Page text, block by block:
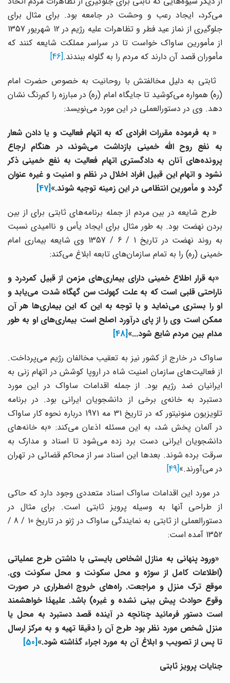
می‌کرد، ایجاد رعب و وحشت در جامعه بود. برای مثال برای
جلوگیری از نماز عید فطر و تظاهرات علیه رژیم در 12 شهریور 1357
از مأمورین ساواک خواست تا در سراسر مملکت شایعه کنند که
مأموران قصد آن دارند که مردم را به گلوله ببندند.[46]
ثابتی به دلیل مخالفتش با روحانیت به خصوص حضرت امام
(ره) همواره می‌کوشید تا جایگاه امام (ره) در مبارزه را کم‌رنگ نشان
دهد. وی در دستورالعملی در این مورد می‌نویسد:
« به فرموده مقررات افرادی که به اتهام فعالیت و یا دادن شعار
به نفع روح الله خمینی بازداشت می‌شوند، در هنگام ارجاع
پرونده‌های آنان به دادگستری اتهام فعالیت به نفع خمینی ذکر
نشود و اتهام این قبیل افراد اخلال در نظم و امنیت و غیره عنوان
گردد و مأمورین انتظامی در این زمینه توجیه شوند.»[47]
طرح شایعه در بین مردم از جمله برنامه‌های ثابتی برای از بین
بردن نهضت بود. به طور مثال برای ایجاد یأس و نا‌امیدی نسبت
به روند نهضت در تاریخ 1 / 6 / 1357 وی شایعه بیماری امام
خمینی (ره) را به تمام سازمان‌های تابعه ابلاغ می‌کند:
«به قرار اطلاع خمینی دارای بیماری‌های مزمن از قبیل کمردرد و
ناراحتی قلبی است که به علت کهولت سن گهگاه شدت می‌یابد و
او را بستری می‌نماید و با توجه به این که این بیماری‌ها هر آن
ممکن است وی را از پای درآورد اصلح است بیماری‌های او به طور
مدام بین مردم شایع شود...»[48]
ساواک در خارج از کشور نیز به تعقیب مخالفان رژیم می‌پرداخت.
از فعالیت‌های سازمان امنیت شاه در اروپا کوشش در اتهام زنی به
ایرانیان ضد رژیم بود. از جمله اقدامات ساواک در این مورد
دستبرد به خانه‌ی برخی از دانشجویان ایرانی بود. در برنامه
تلویزیون منونیتور که در تاریخ 31 مه 1971 درباره نحوه کار ساواک
در آلمان پخش شد، به این مسئله اذعان می‌کند: «به خانه‌های
دانشجویان ایرانی دست برد زده می‌شود تا اسناد و مدارک به
سرقت برده شوند. بعدها این اسناد سر از محاکم قضائی در تهران
در می‌آورند.»[49]
در مورد این اقدامات ساواک اسناد متعددی وجود دارد که حاکی
از طراحی آنها به وسیله پرویز ثابتی است. برای مثال در
دستورالعملی از ثابتی به نمایندگی ساواک در ژنو در تاریخ 10 / 8 /
1352 آمده است:
«ورود پنهانی به منازل اشخاص بایستی با داشتن طرح عملیاتی
(اطلاعات کامل از سوژه و محل سکونت و محل سکونت وی.
موقع ترک منزل و مراجعت. راه‌های خروج اضطراری در صورت
وقوع حوادث پیش بینی نشده و غیره) باشد. علیهذا خواهشمند
است دستور فرمائید چنانچه در آینده قصد دستبرد به محل یا
منزل شخص مورد نظر بود طرح آن را دقیقا تهیه و به مرکز ارسال
تا پس از تصویب و ابلاغ آن به مورد اجراء گذاشته شود.»[50]
جنایات پرویز ثابتی